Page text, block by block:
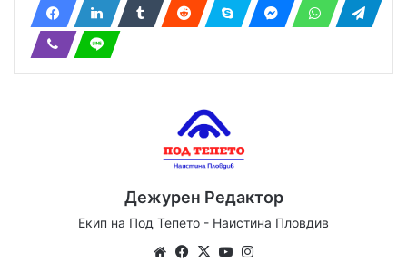
Дежурен Редактор
Екип на Под Тепето - Наистина Пловдив
We Fa
X
Yo